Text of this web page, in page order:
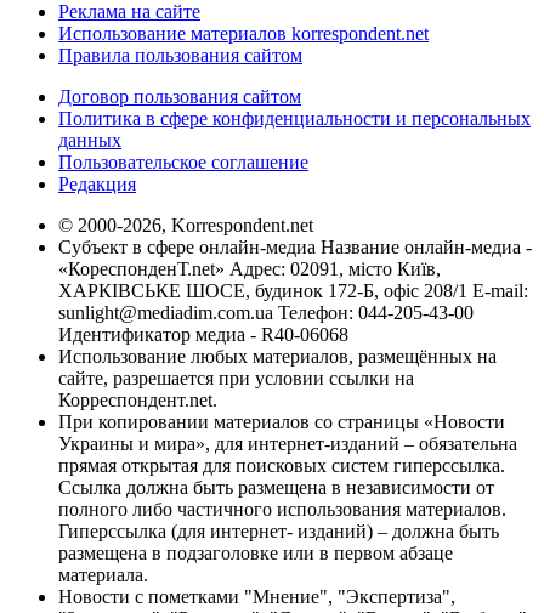
Реклама на сайте
Использование материалов korrespondent.net
Правила пользования сайтом
Договор пользования сайтом
Политика в сфере конфиденциальности и персональных
данных
Пользовательское соглашение
Редакция
© 2000-2026, Korrespondent.net
Субъект в сфере онлайн-медиа Название онлайн-медиа -
«КореспонденТ.net» Адрес: 02091, місто Київ,
ХАРКІВСЬКЕ ШОСЕ, будинок 172-Б, офіс 208/1 E-mail:
sunlight@mediadim.com.ua Телефон: 044-205-43-00
Идентификатор медиа - R40-06068
Использование любых материалов, размещённых на
сайте, разрешается при условии ссылки на
Корреспондент.net.
При копировании материалов со страницы «Новости
Украины и мира», для интернет-изданий – обязательна
прямая открытая для поисковых систем гиперссылка.
Ссылка должна быть размещена в независимости от
полного либо частичного использования материалов.
Гиперссылка (для интернет- изданий) – должна быть
размещена в подзаголовке или в первом абзаце
материала.
Новости с пометками "Мнение", "Экспертиза",